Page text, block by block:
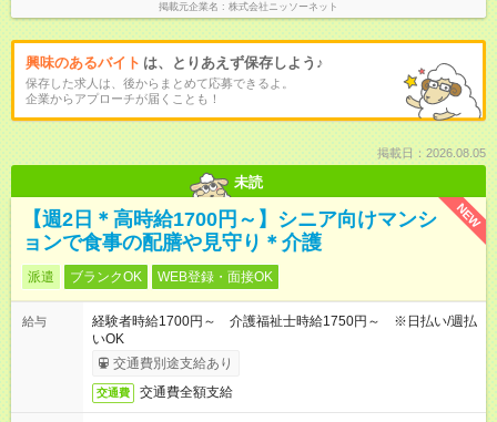
掲載元企業名 株式会社ニッソーネット
興味のあるバイト は、とりあえず保存しよう♪
保存した求人は、後からまとめて応募できるよ。
企業からアプローチが届くことも！
掲載日：2026.08.05
未読
NEW
【週2日＊高時給1700円～】シニア向けマンシ
ョンで食事の配膳や見守り＊介護
派遣 ブランクOK WEB登録・面接OK
給与
経験者時給1700円～ 介護福祉士時給1750円～ ※日払い/週払
いOK
交通費別途支給あり
交通費 交通費全額支給